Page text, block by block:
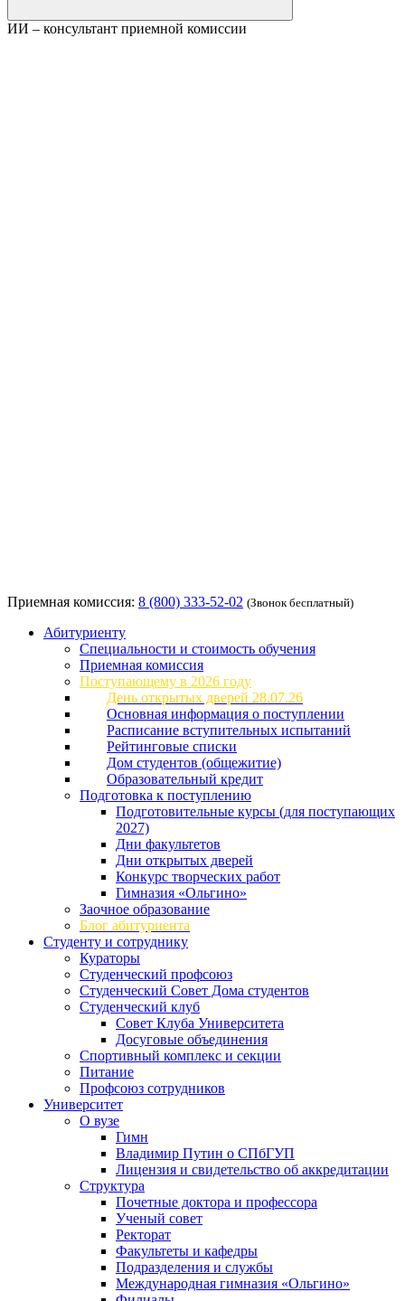
ИИ – консультант приемной комиссии
Приемная комиссия: 8 (800) 333-52-02 (Звонок бесплатный)
Абитуриенту
Специальности и стоимость обучения
Приемная комиссия
Поступающему в 2026 году
День открытых дверей 28.07.26
Основная информация о поступлении
Расписание вступительных испытаний
Рейтинговые списки
Дом студентов (общежитие)
Образовательный кредит
Подготовка к поступлению
Подготовительные курсы (для поступающих
2027)
Дни факультетов
Дни открытых дверей
Конкурс творческих работ
Гимназия «Ольгино»
Заочное образование
Блог абитуриента
Студенту и сотруднику
Кураторы
Студенческий профсоюз
Студенческий Совет Дома студентов
Студенческий клуб
Совет Клуба Университета
Досуговые объединения
Спортивный комплекс и секции
Питание
Профсоюз сотрудников
Университет
О вузе
Гимн
Владимир Путин о СПбГУП
Лицензия и свидетельство об аккредитации
Структура
Почетные доктора и профессора
Ученый совет
Ректорат
Факультеты и кафедры
Подразделения и службы
Международная гимназия «Ольгино»